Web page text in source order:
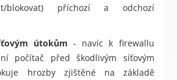
blokovat) příchozí a odchozí
útokům - navíc k firewallu
počítač před škodlivým síťovým
hrozby zjištěné na základě